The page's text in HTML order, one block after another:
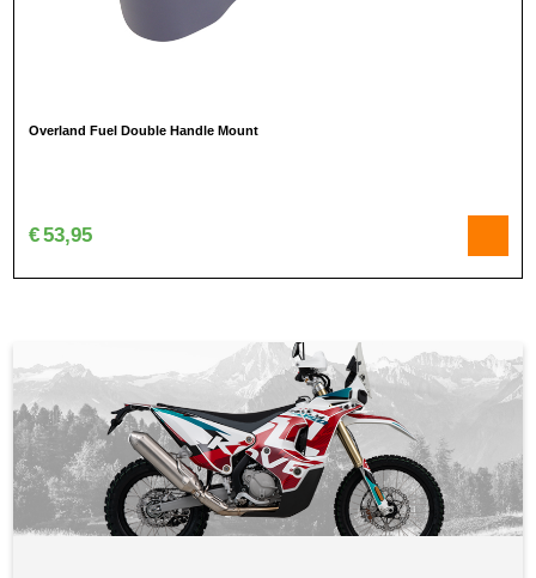
Overland Fuel Double Handle Mount
€53,95